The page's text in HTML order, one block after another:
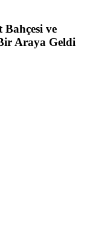
ve
Araya Geldi